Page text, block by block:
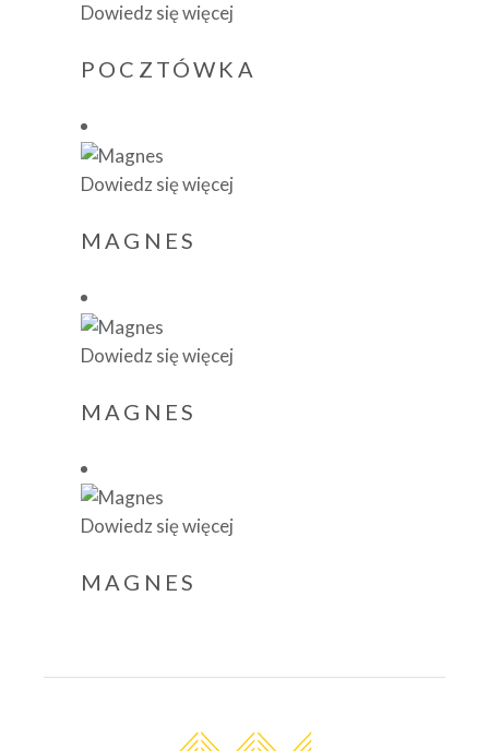
Dowiedz się więcej
POCZTÓWKA
Dowiedz się więcej
MAGNES
Dowiedz się więcej
MAGNES
Dowiedz się więcej
MAGNES